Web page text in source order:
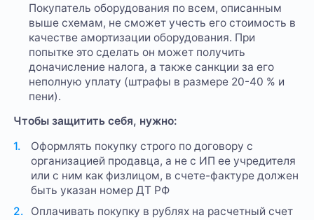
Покупатель оборудования по всем, описанным
выше схемам, не сможет учесть его стоимость в
качестве амортизации оборудования. При
попытке это сделать он может получить
доначисление налога, а также санкции за его
неполную уплату (штрафы в размере 20-40 % и
пени).
Чтобы защитить себя, нужно:
Оформлять покупку строго по договору с
организацией продавца, а не с ИП ее учредителя
или с ним как физлицом, в счете-фактуре должен
быть указан номер ДТ РФ
Оплачивать покупку в рублях на расчетный счет